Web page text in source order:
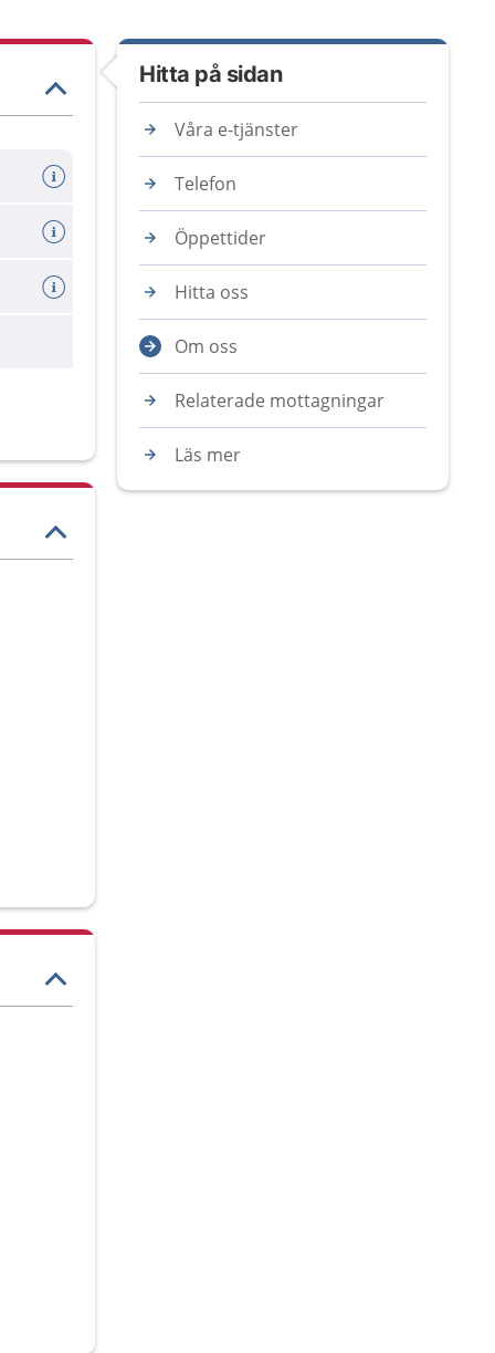
Hitta på sidan
Våra e-tjänster
Telefon
Öppettider
Hitta oss
Om oss
Relaterade mottagningar
Läs mer